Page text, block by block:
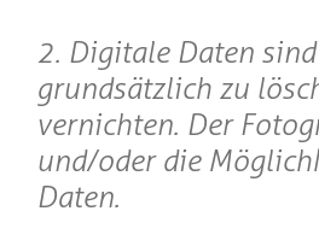
2. Digitale Daten
grundsätzlich zu
vernichten. Der
und/oder die
Daten.